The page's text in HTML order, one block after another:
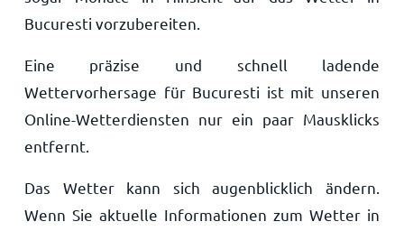
Bucuresti vorzubereiten.
Eine präzise und schnell ladende
Wettervorhersage für Bucuresti ist mit unseren
Online-Wetterdiensten nur ein paar Mausklicks
entfernt.
Das Wetter kann sich augenblicklich ändern.
Wenn Sie aktuelle Informationen zum Wetter in